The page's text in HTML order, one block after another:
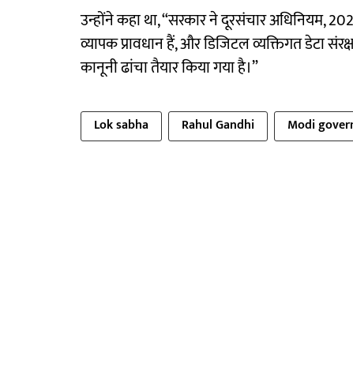
उन्होंने कहा था, “सरकार ने दूरसंचार अधिनियम,
व्यापक प्रावधान हैं, और डिजिटल व्यक्तिगत डेटा
कानूनी ढांचा तैयार किया गया है।”
Lok sabha Rahul Gandhi Modi